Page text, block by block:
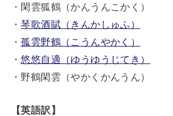
・閑雲狐鶴（かんうんこかく）
・琴歌酒賦（きんかしゅふ）
・孤雲野鶴（こうんやかく）
・悠悠自適（ゆうゆうじてき）
・野鶴閑雲（やかくかんうん）
【英語訳】